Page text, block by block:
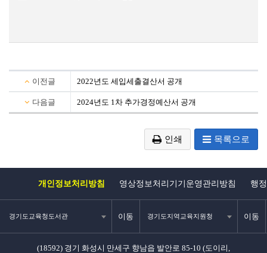
이전글 2022년도 세입세출결산서 공개
다음글 2024년도 1차 추가경정예산서 공개
인쇄 목록으로
개인정보처리방침 영상정보처리기기운영관리방침 행
경기도교육청도서관 이동 경기도지역교육지원청 이동
(18592) 경기 화성시 만세구 향남읍 발안로 85-10 (도이리,